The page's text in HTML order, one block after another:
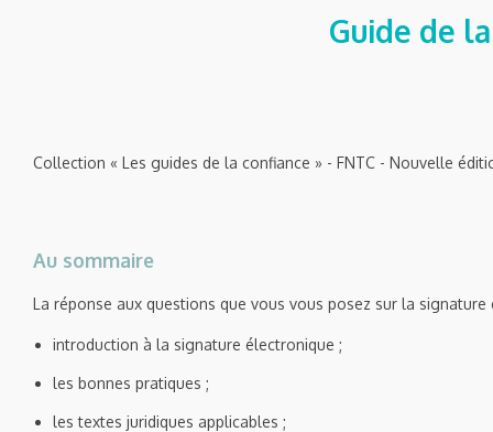
Guide de
Collection « Les guides de la confiance » - FNTC - Nouvelle
Au sommaire
La réponse aux questions que vous vous posez sur la signature
introduction à la signature électronique ;
les bonnes pratiques ;
les textes juridiques applicables ;